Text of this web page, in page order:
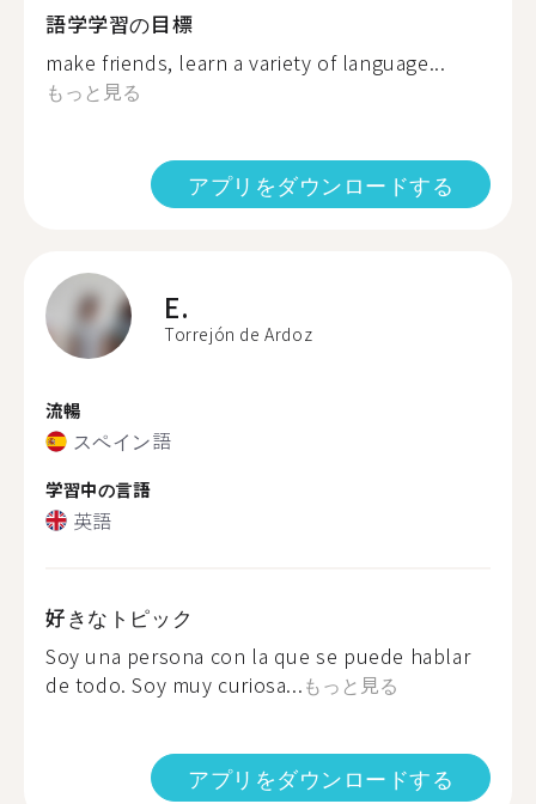
語学学習の目標
make friends, learn a variety of language...
もっと見る
アプリをダウンロードする
E.
Torrejón de Ardoz
流暢
スペイン語
学習中の言語
英語
好きなトピック
Soy una persona con la que se puede hablar
de todo. Soy muy curiosa...もっと見る
アプリをダウンロードする